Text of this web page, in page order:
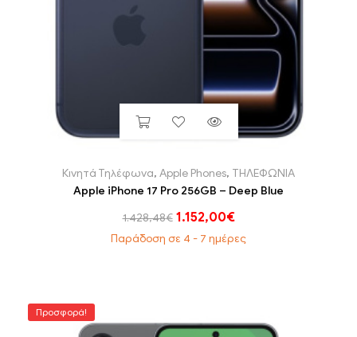
Κινητά Τηλέφωνα, Apple Phones, ΤΗΛΕΦΩΝΙΑ
Apple iPhone 17 Pro 256GB – Deep Blue
1.428,48€ 1.152,00€
Παράδοση σε 4 - 7 ημέρες
Προσφορά!